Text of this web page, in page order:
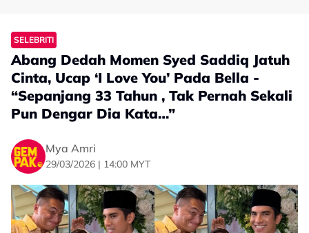
SELEBRITI
Abang Dedah Momen Syed Saddiq Jatuh
Cinta, Ucap ‘I Love You’ Pada Bella -
“Sepanjang 33 Tahun , Tak Pernah Sekali
Pun Dengar Dia Kata…”
Mya Amri
29/03/2026 | 14:00 MYT